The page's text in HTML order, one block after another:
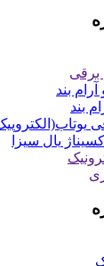
بند
اکسیناژ یال سیزا